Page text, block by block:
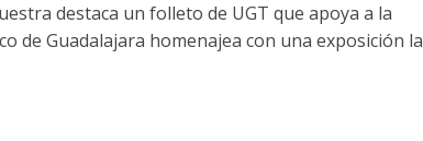
destaca un folleto de UGT que apoya a la
de Guadalajara homenajea con una exposición la